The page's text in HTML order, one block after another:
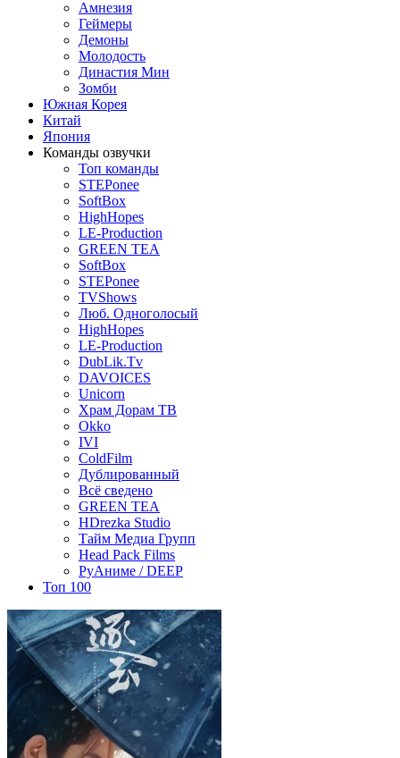
Амнезия
Геймеры
Демоны
Молодость
Династия Мин
Зомби
Южная Корея
Китай
Япония
Команды озвучки
Топ команды
STEPonee
SoftBox
HighHopes
LE-Production
GREEN TEA
SoftBox
STEPonee
TVShows
Люб. Одноголосый
HighHopes
LE-Production
DubLik.Tv
DAVOICES
Unicorn
Храм Дорам ТВ
Okko
IVI
ColdFilm
Дублированный
Всё сведено
GREEN TEA
HDrezka Studio
Тайм Медиа Групп
Head Pack Films
РуАниме / DEEP
Топ 100